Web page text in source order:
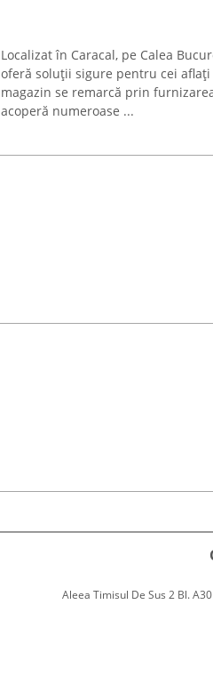
Localizat în Caracal, pe Calea
oferă soluții sigure pentru cei
magazin se remarcă prin
acoperă numeroase ...
Aleea Timisul De Sus 2 Bl. A30